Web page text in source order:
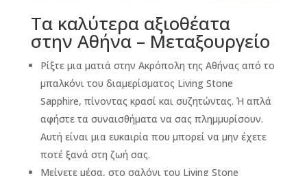
Τα καλύτερα αξιοθέατα
στην Αθήνα – Μεταξουργείo
Ρίξτε μια ματιά στην Ακρόπολη της Αθήνας από το
μπαλκόνι του διαμερίσματος Living Stone
Sapphire, πίνοντας κρασί και συζητώντας. Ή απλά
αφήστε τα συναισθήματα να σας πλημμυρίσουν.
Aυτή είναι μια ευκαιρία που μπορεί να μην έχετε
ποτέ ξανά στη ζωή σας.
Μείνετε μέσα, στο σαλόνι του Living Stone